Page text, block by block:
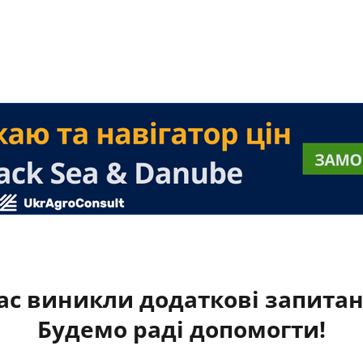
виникли додаткові
Будемо раді допомогти!